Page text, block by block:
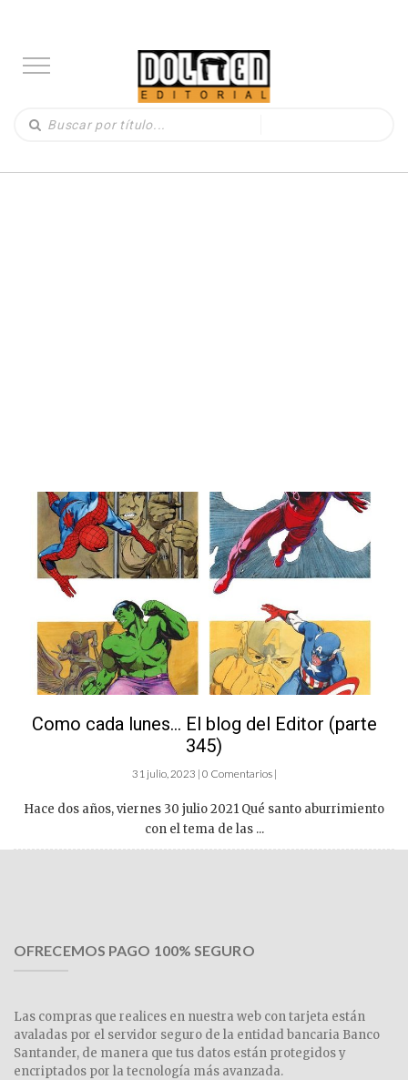
Como cada lunes… El blog del Editor (parte
345)
31 julio, 2023 | 0 Comentarios |
Hace dos años, viernes 30 julio 2021 Qué santo aburrimiento
con el tema de las ...
OFRECEMOS PAGO 100% SEGURO
Las compras que realices en nuestra web con tarjeta están
avaladas por el servidor seguro de la entidad bancaria Banco
Santander, de manera que tus datos están protegidos y
encriptados por la tecnología más avanzada.